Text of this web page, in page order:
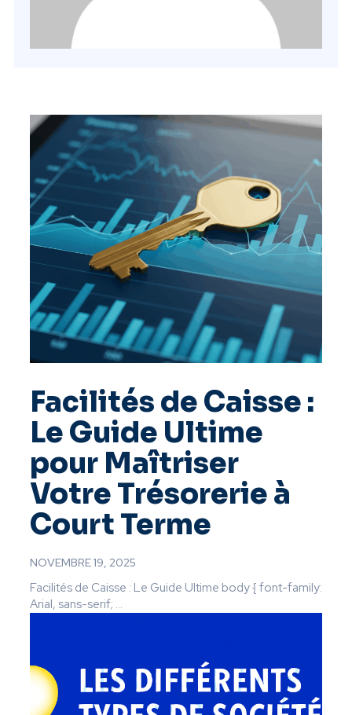
Facilités de Caisse :
Le Guide Ultime
pour Maîtriser
Votre Trésorerie à
Court Terme
NOVEMBRE 19, 2025
Facilités de Caisse : Le Guide Ultime body { font-family:
Arial, sans-serif; ...